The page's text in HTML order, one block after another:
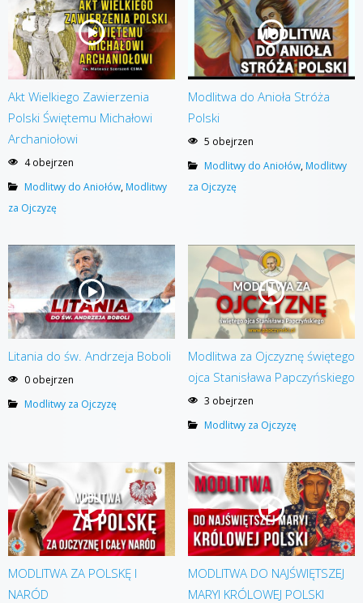
Akt Wielkiego Zawierzenia
Polski Świętemu Michałowi
Archaniołowi
4 obejrzen
Modlitwy do Aniołów,Modlitwy
za Ojczyzę
Modlitwa do Anioła Stróża
Polski
5 obejrzen
Modlitwy do Aniołów, Modlitwy
za Ojczyzę
Litania do św. Andrzeja Boboli
0 obejrzen
Modlitwy za Ojczyzę
Modlitwa za Ojczyznę świętego
ojca Stanisława Papczyńskiego
3 obejrzen
Modlitwy za Ojczyzę
MODLITWA ZA POLSKĘ I
NARÓD
MODLITWA DO NAJŚWIĘTSZEJ
MARYI KRÓLOWEJ POLSKI